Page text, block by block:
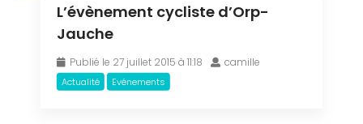
L’évènement cycliste d’Orp-
Jauche
Publié le 27 juillet 2015 à 11:18 camille
Actualité Evénements